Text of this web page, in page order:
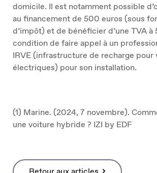
domicile. Il est notamment possible
au financement de 500 euros (sous
d’impôt) et de bénéficier d’une TVA à
condition de faire appel à un
IRVE (infrastructure de recharge pour
électriques) pour son installation.
(1) Marine. (2024, 7 novembre).
une voiture hybride ? IZI by EDF